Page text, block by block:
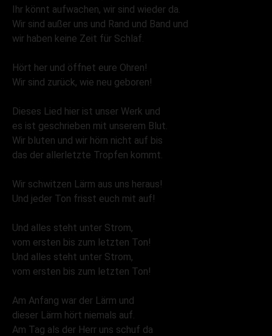
Ihr könnt aufwachen, wir sind wieder da.
Wir sind außer uns und Rand und Band und
wir haben keine Zeit für Schlaf.
Hört her und öffnet eure Ohren!
Wir sind zurück, wie neu geboren!
Dieses Lied hier ist unser Werk und
es ist geschrieben mit unserem Blut.
Wir bluten und wir hörn nicht auf bis
das der allerletzte Tropfen kommt.
Wir schwitzen Lärm aus uns heraus!
Und jeder Ton frisst euch mit auf!
Und alles steht unter Strom,
vom ersten bis zum letzten Ton!
Und alles steht unter Strom,
vom ersten bis zum letzten Ton!
Am Anfang war der Lärm und
dieser Lärm hört niemals auf.
Am Tag als der Herr uns schuf da